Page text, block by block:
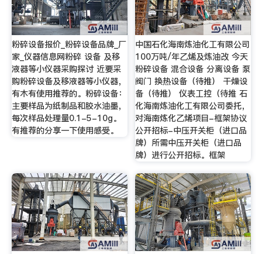
粉碎设备报价_粉碎设备品牌_厂
家_仪器信息网粉碎 设备 及移
液器等小仪器采购探讨 近要采
购粉碎设备及移液器等小仪器，
有木有使用推荐的。粉碎设备：
主要样品为纸制品和胶水油墨，
每次样品处理量0.1-5-10g。
有推荐的分享一下使用感受。
中国石化海南炼油化工有限公司
100万吨/年乙烯及炼油改 今天
粉碎设备 混合设备 分离设备 泵
阀门 换热设备（待推） 干燥设
备（待推） 仪表工控（待推 石
化海南炼油化工有限公司委托，
对海南炼化乙烯项目-框架协议
公开招标-中压开关柜（进口品
牌）所需中压开关柜（进口品
牌）进行公开招标。框架